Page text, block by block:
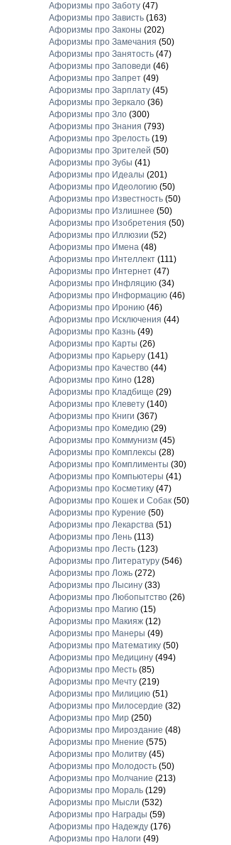
Афоризмы про Заботу(47)
Афоризмы про Зависть(163)
Афоризмы про Законы (202)
Афоризмы про Замечания (50)
Афоризмы про Занятость(47)
Афоризмы про Заповеди (46)
Афоризмы про Запрет(49)
Афоризмы про Зарплату(45)
Афоризмы про Зеркало(36)
Афоризмы про Зло(300)
Афоризмы про Знания (793)
Афоризмы про Зрелость(19)
Афоризмы про Зрителей (50)
Афоризмы про Зубы (41)
Афоризмы про Идеалы (201)
Афоризмы про Идеологию(50)
Афоризмы про Известность(50)
Афоризмы про Излишнее (50)
Афоризмы про Изобретения (50)
Афоризмы про Иллюзии (52)
Афоризмы про Имена(48)
Афоризмы про Интеллект(111)
Афоризмы про Интернет(47)
Афоризмы про Инфляцию(34)
Афоризмы про Информацию(46)
Афоризмы про Иронию(46)
Афоризмы про Исключения (44)
Афоризмы про Казнь(49)
Афоризмы про Карты (26)
Афоризмы про Карьеру(141)
Афоризмы про Качество(44)
Афоризмы про Кино(128)
Афоризмы про Кладбище (29)
Афоризмы про Клевету(140)
Афоризмы про Книги (367)
Афоризмы про Комедию(29)
Афоризмы про Коммунизм(45)
Афоризмы про Комплексы (28)
Афоризмы про Комплименты (30)
Афоризмы про Компьютеры (41)
Афоризмы про Косметику(47)
Афоризмы про Кошек и Собак(50)
Афоризмы про Курение (50)
Афоризмы про Лекарства(51)
Афоризмы про Лень(113)
Афоризмы про Лесть(123)
Афоризмы про Литературу(546)
Афоризмы про Ложь(272)
Афоризмы про Лысину(33)
Афоризмы про Любопытство(26)
Афоризмы про Магию(15)
Афоризмы про Макияж(12)
Афоризмы про Манеры (49)
Афоризмы про Математику(50)
Афоризмы про Медицину(494)
Афоризмы про Месть(85)
Афоризмы про Мечту(219)
Афоризмы про Милицию(51)
Афоризмы про Милосердие (32)
Афоризмы про Мир(250)
Афоризмы про Мироздание (48)
Афоризмы про Мнение (575)
Афоризмы про Молитву(45)
Афоризмы про Молодость(50)
Афоризмы про Молчание (213)
Афоризмы про Мораль(129)
Афоризмы про Мысли (532)
Афоризмы про Награды (59)
Афоризмы про Надежду(176)
Афоризмы про Налоги (49)